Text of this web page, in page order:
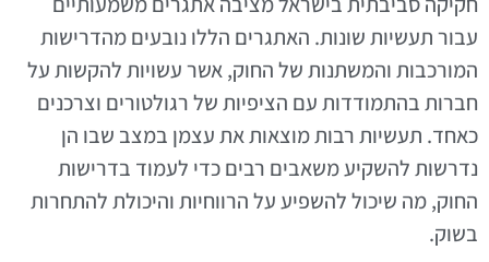
עבור תעשיות שונות. האתגרים הללו נובעים מהדרישות
המורכבות והמשתנות של החוק, אשר עשויות להקשות על
חברות בהתמודדות עם הציפיות של רגולטורים וצרכנים
כאחד. תעשיות רבות מוצאות את עצמן במצב שבו הן
נדרשות להשקיע משאבים רבים כדי לעמוד בדרישות
החוק, מה שיכול להשפיע על הרווחיות והיכולת להתחרות
בשוק.